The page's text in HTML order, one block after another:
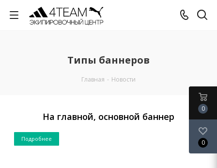
Типы баннеров
Главная - Новости
На главной, основной баннер
Подробнее
0
0